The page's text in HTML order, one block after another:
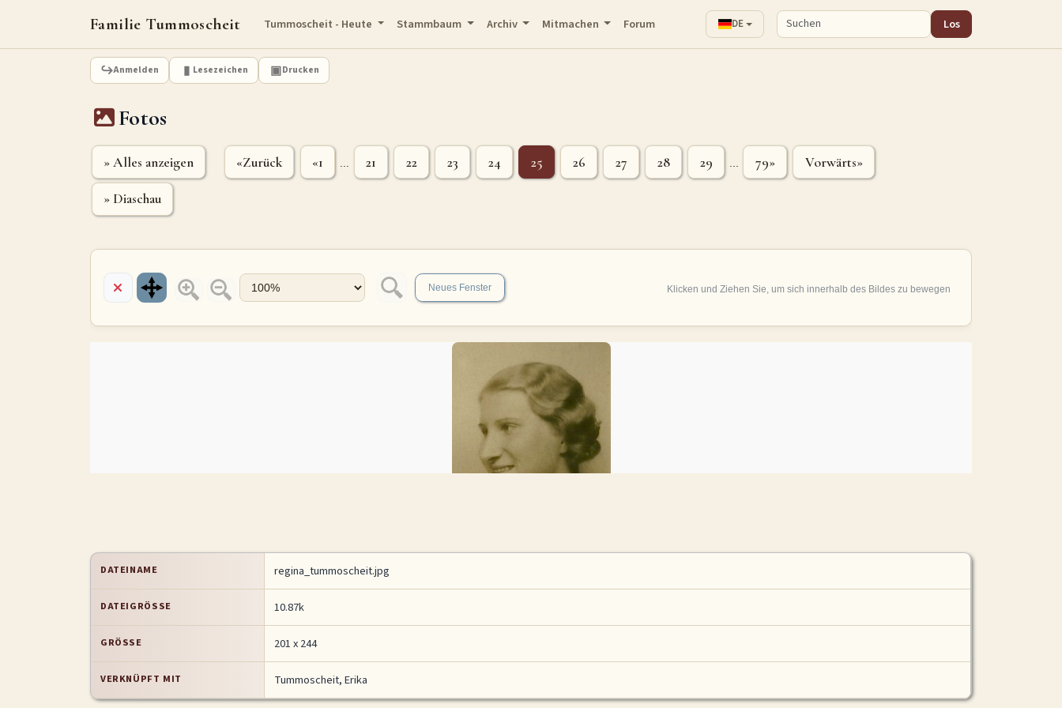
Familie Tummoscheit Tummoscheit - Heute Stammbaum Archiv Mitmachen Forum DE Los
Anmelden Lesezeichen Drucken
Fotos
» Alles anzeigen «Zurück «1 21 22 23 24 25 26 27 28 29 79» Vorwärts»
» Diaschau
DATEINAME regina_tummoscheit.jpg
DATEIGRÖSSE 10.87k
GRÖSSE 201 x 244
VERKNÜPFT MIT Tummoscheit, Erika